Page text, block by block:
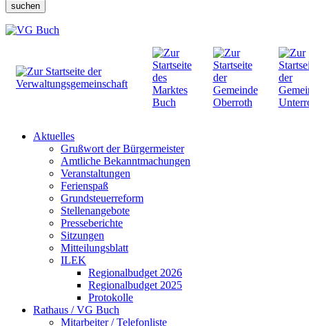
suchen
Aktuelles
Grußwort der Bürgermeister
Amtliche Bekanntmachungen
Veranstaltungen
Ferienspaß
Grundsteuerreform
Stellenangebote
Presseberichte
Sitzungen
Mitteilungsblatt
ILEK
Regionalbudget 2026
Regionalbudget 2025
Protokolle
Rathaus / VG Buch
Mitarbeiter / Telefonliste